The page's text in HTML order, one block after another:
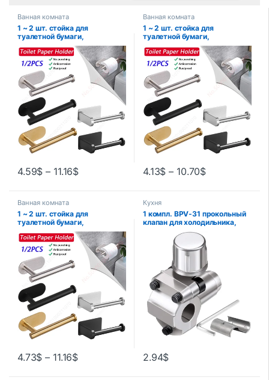
Ванная комната
1 ~ 2 шт. стойка для
туалетной бумаги,
держатель для бумажных
полотенец для ванной
комнаты, клейкий
впитывающий диспенсер для
бумаги, аксессуары для
хранения кухонного
оборудования для туалета
4.59$ – 11.16$
Ванная комната
1 ~ 2 шт. стойка для
туалетной бумаги,
держатель для бумажных
полотенец для ванной
комнаты, клейкий
впитывающий диспенсер для
бумаги, аксессуары для
хранения кухонного
оборудования для туалета
4.13$ – 10.70$
Ванная комната
1 ~ 2 шт. стойка для
туалетной бумаги,
держатель для бумажных
полотенец для ванной
комнаты, клейкий
впитывающий диспенсер для
бумаги, аксессуары для
хранения кухонного
оборудования для туалета
4.73$ – 11.16$
Кухня
1 компл. BPV-31 прокольный
клапан для холодильника,
картридж, пирсинг клапана,
линия крана, кран для HVAC,
линия кондиционера, кран,
2.94$